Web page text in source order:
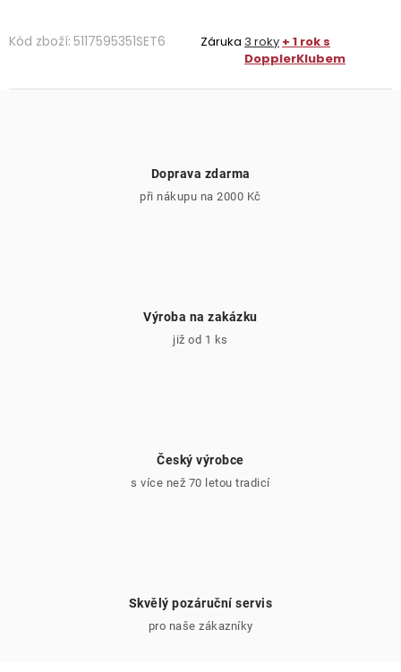
Kód zboží: 5117595351SET6 Záruka 3 roky + 1 rok s
DopplerKlubem
Doprava zdarma
při nákupu na 2000 Kč
Výroba na zakázku
již od 1 ks
Český výrobce
s více než 70 letou tradicí
Skvělý pozáruční servis
pro naše zákazníky